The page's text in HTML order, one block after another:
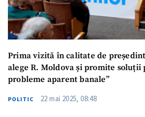
Prima vizită în calitate de
alege R. Moldova și promite soluții
probleme aparent banale”
POLITIC 22 mai 2025, 08:48